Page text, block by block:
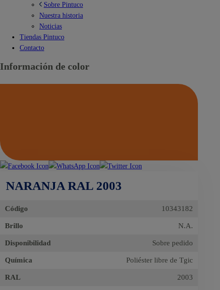
Sobre Pintuco
Nuestra historia
Noticias
Tiendas Pintuco
Contacto
Información de color
NARANJA RAL 2003
Código 10343182
Brillo N.A.
Disponibilidad Sobre pedido
Química Poliéster libre de Tgic
RAL 2003